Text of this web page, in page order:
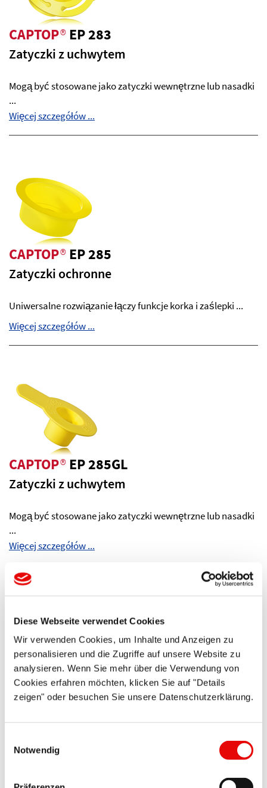
Diese Webseite verwendet Cookies
Wir verwenden Cookies, um Inhalte und Anzeigen zu
personalisieren und die Zugriffe auf unsere Website zu
analysieren. Wenn Sie mehr über die Verwendung von
Cookies erfahren möchten, klicken Sie auf "Details
zeigen" oder besuchen Sie unsere Datenschutzerklärung.
Notwendig
CAPTOP®EP 283
Zatyczki z uchwytem
Mogą być stosowane jako zatyczki wewnętrzne lub nasadki
...
Więcej szczegółów ...
CAPTOP®EP 285
Zatyczki ochronne
Uniwersalne rozwiązanie łączy funkcje korka i zaślepki ...
Więcej szczegółów ...
CAPTOP®EP 285GL
Zatyczki z uchwytem
Mogą być stosowane jako zatyczki wewnętrzne lub nasadki
...
Więcej szczegółów ...
CAPTOP®EP 320
Zatyczki ochronne
Więcej szczegółów ...